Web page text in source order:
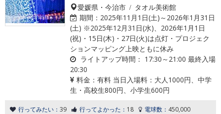
愛媛県・今治市 / タオル美術館
期間： 2025年11月1日(土)～2026年1月31日
(土) ※2025年12月31日(水)、2026年1月1日
(祝)・15日(木)・27日(火)は点灯・プロジェク
ションマッピング上映ともに休み
ライトアップ時間： 17:30～21:00 最終入場
20:30
料金： 有料 当日入場料：大人1000円、中学
生・高校生800円、小学生600円
行ってみたい： 39 行ってよかった： 18 電球数： 450,000